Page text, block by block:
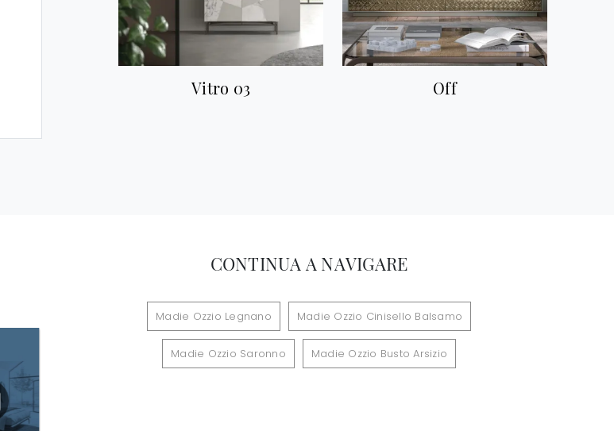
Vitro 03 Off
CONTINUA A NAVIGARE
Madie Ozzio Legnano Madie Ozzio Cinisello Balsamo
Madie Ozzio Saronno Madie Ozzio Busto Arsizio